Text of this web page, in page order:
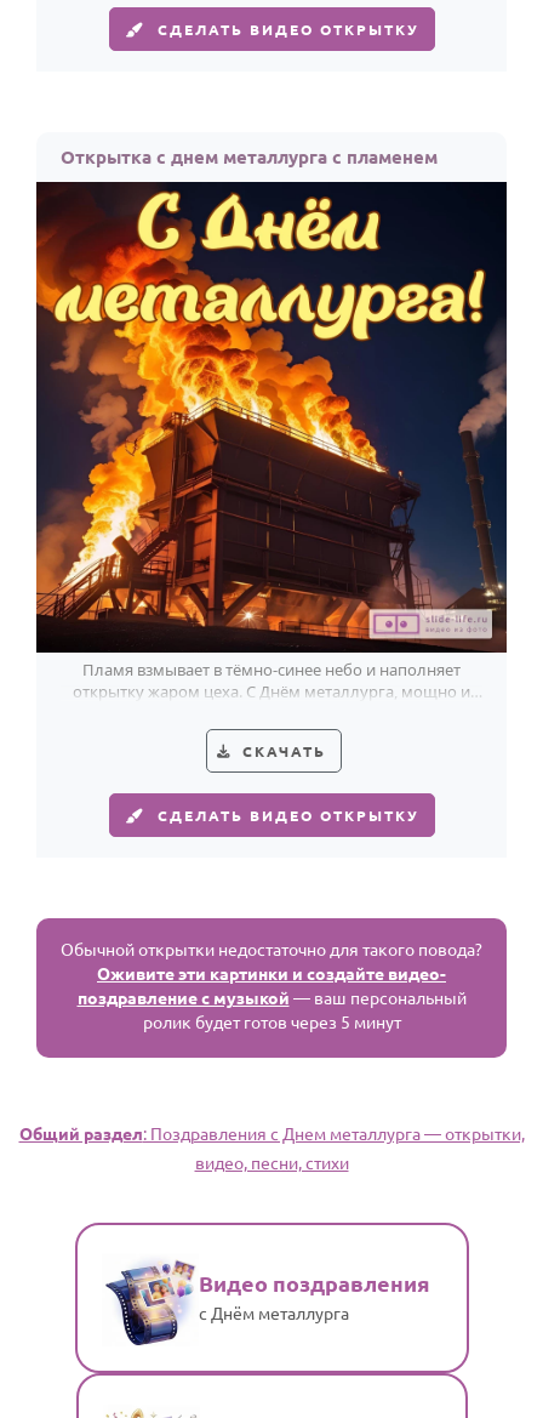
СДЕЛАТЬ ВИДЕО ОТКРЫТКУ
Открытка с днем металлурга с пламенем
Пламя взмывает в тёмно-синее небо и наполняет
открытку жаром цеха. С Днём металлурга, мощно и
СКАЧАТЬ
СДЕЛАТЬ ВИДЕО ОТКРЫТКУ
Обычной открытки недостаточно для такого повода?
Оживите эти картинки и создайте видео-
поздравление с музыкой — ваш персональный
ролик будет готов через 5 минут
Общий раздел: Поздравления с Днем металлурга — открытки,
видео, песни, стихи
Видео поздравления
с Днём металлурга